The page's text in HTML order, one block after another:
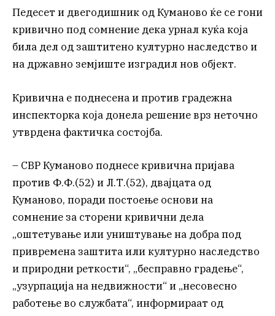
Педесет и двегодишник од Куманово ќе се гони
кривично под сомнение дека урнал куќа која
била дел од заштитено културно наследство и
на државно земјиште изградил нов објект.
Кривична е поднесена и против градежна
инспекторка која донела решение врз неточно
утврдена фактичка состојба.
– СВР Куманово поднесе кривична пријава
против Ф.Ф.(52) и Л.Т.(52), двајцата од
Куманово, поради постоење основи на
сомнение за сторени кривични дела
„оштетување или уништување на добра под
привремена заштита или културно наследство
и природни реткости“, „бесправно градење“,
„узурпација на недвижности“ и „несовесно
работење во службата“, информираат од